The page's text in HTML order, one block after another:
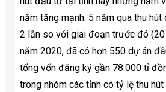
năm tăng mạnh. 5 năm qua thu
2 lần so với giai đoạn trước đó
năm 2020, đã có hơn 550 dự án
tổng vốn đăng ký gần 78.000 tỉ
trong nhóm các tỉnh có tỷ lệ thu